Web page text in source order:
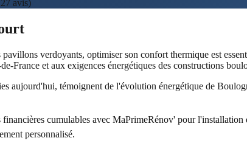
avis)
verdoyants, optimiser son confort thermique est
France et aux exigences énergétiques des constructions
aujourd'hui, témoignent de l'évolution énergétique de
cumulables avec MaPrimeRénov' pour
personnalisé.